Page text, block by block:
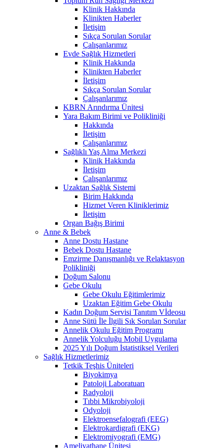
Klinik Hakkında
Klinikten Haberler
İletişim
Sıkça Sorulan Sorular
Çalışanlarımız
Evde Sağlık Hizmetleri
Klinik Hakkında
Klinikten Haberler
İletişim
Sıkça Sorulan Sorular
Çalışanlarımız
KBRN Arındırma Ünitesi
Yara Bakım Birimi ve Polikliniği
Hakkında
İletişim
Çalışanlarımız
Sağlıklı Yaş Alma Merkezi
Klinik Hakkında
İletişim
Çalışanlarımız
Uzaktan Sağlık Sistemi
Birim Hakkında
Hizmet Veren Kliniklerimiz
İletişim
Organ Bağış Birimi
Anne & Bebek
Anne Dostu Hastane
Bebek Dostu Hastane
Emzirme Danışmanlığı ve Relaktasyon
Polikliniği
Doğum Salonu
Gebe Okulu
Gebe Okulu Eğitimlerimiz
Uzaktan Eğitim Gebe Okulu
Kadın Doğum Servisi Tanıtım Vİdeosu
Anne Sütü İle İlgili Sık Sorulan Sorular
Annelik Okulu Eğitim Programı
Annelik Yolculuğu Mobil Uygulama
2025 Yılı Doğum İstatistiksel Verileri
Sağlık Hizmetlerimiz
Tetkik Teşhis Üniteleri
Biyokimya
Patoloji Laboratuarı
Radyoloji
Tıbbi Mikrobiyoloji
Odyoloji
Elektroensefalografi (EEG)
Elektrokardigrafi (EKG)
Elektromiyografi (EMG)
Ameliyathane Ünitesi